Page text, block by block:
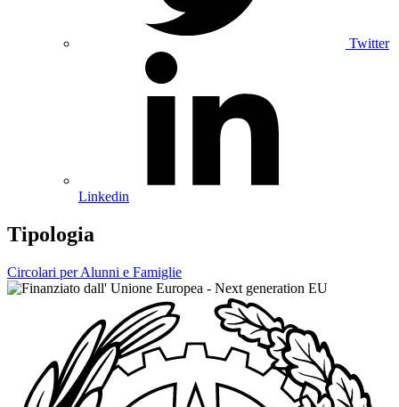
Twitter
Linkedin
Tipologia
Circolari per Alunni e Famiglie